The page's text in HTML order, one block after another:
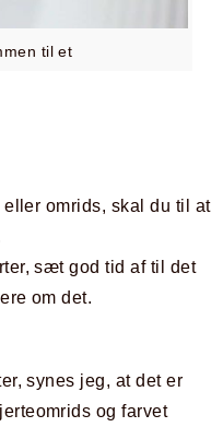
til et
omrids, skal du til at
sæt god tid af til det
om det.
synes jeg, at det er
og farvet